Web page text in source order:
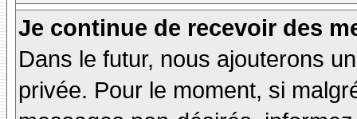
Je continue de recevoir des
Dans le futur, nous ajouterons
privée. Pour le moment, si